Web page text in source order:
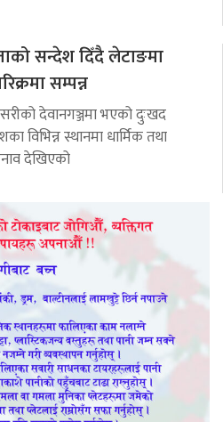
सन्देश दिँदै लेटाङमा
सम्पन्न
देवानगञ्जमा भएको दुःखद
विभिन्न स्थानमा धार्मिक तथा
देखिएको